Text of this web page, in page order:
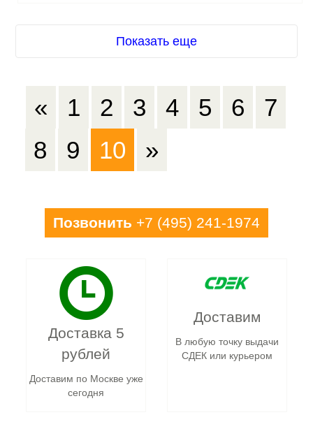
Показать еще
« 1 2 3 4 5 6
7
8
9 10 »
Позвонить +7 (495) 241-1974
Доставка 5
рублей
Доставим по Москве уже
сегодня
Доставим
В любую точку выдачи
СДЕК или курьером